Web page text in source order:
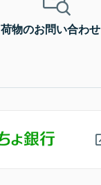
荷物のお問い合わせ